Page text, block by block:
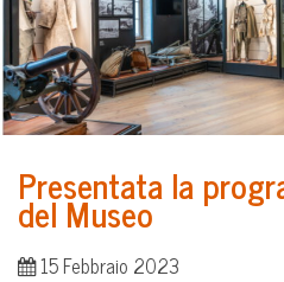
Presentata la
del Museo
15 Febbraio 2023